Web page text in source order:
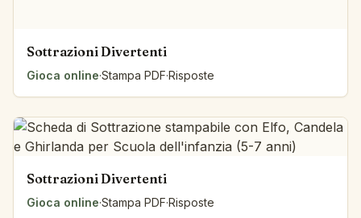
Sottrazioni Divertenti
Gioca online·Stampa PDF·Risposte
Sottrazioni Divertenti
Gioca online·Stampa PDF·Risposte